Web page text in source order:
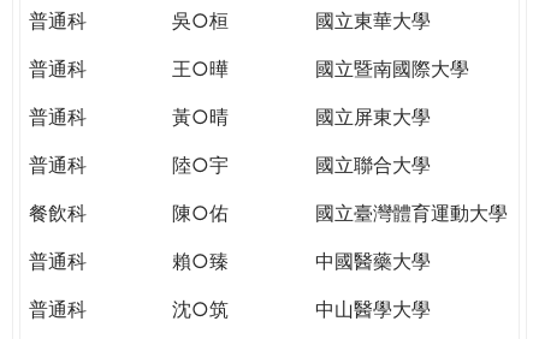
TOMORROW
YOU
THE
PATH
GLOBAL
普通科
吳○桓
國立東華大學
普通科
王○曄
國立暨南國際大學
普通科
黃○晴
國立屏東大學
普通科
陸○宇
國立聯合大學
餐飲科
陳○佑
國立臺灣體育運動大學
普通科
賴○臻
中國醫藥大學
普通科
沈○筑
中山醫學大學